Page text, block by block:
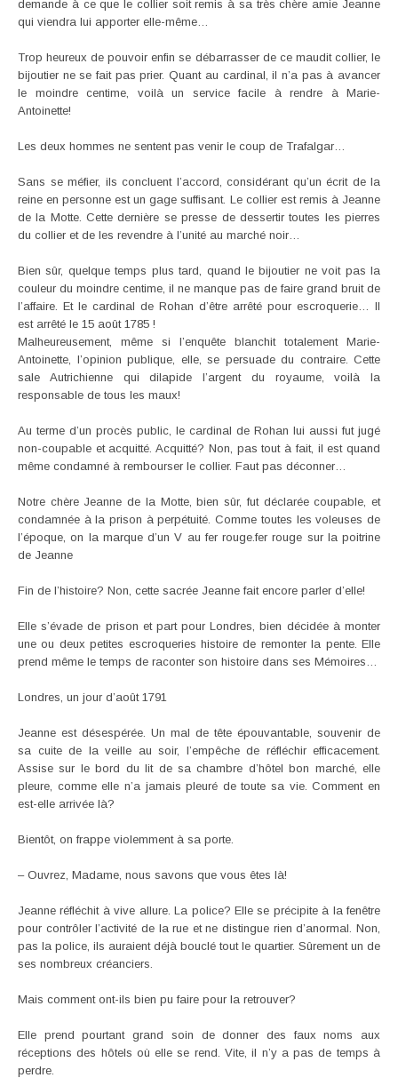
demande à ce que le collier soit remis à sa très chère amie Jeanne
qui viendra lui apporter elle-même…
Trop heureux de pouvoir enfin se débarrasser de ce maudit collier, le
bijoutier ne se fait pas prier. Quant au cardinal, il n’a pas à avancer
le moindre centime, voilà un service facile à rendre à Marie-
Antoinette!
Les deux hommes ne sentent pas venir le coup de Trafalgar…
Sans se méfier, ils concluent l’accord, considérant qu’un écrit de la
reine en personne est un gage suffisant. Le collier est remis à Jeanne
de la Motte. Cette dernière se presse de dessertir toutes les pierres
du collier et de les revendre à l’unité au marché noir…
Bien sûr, quelque temps plus tard, quand le bijoutier ne voit pas la
couleur du moindre centime, il ne manque pas de faire grand bruit de
l’affaire. Et le cardinal de Rohan d’être arrêté pour escroquerie… Il
est arrêté le 15 août 1785 !
Malheureusement, même si l’enquête blanchit totalement Marie-
Antoinette, l’opinion publique, elle, se persuade du contraire. Cette
sale Autrichienne qui dilapide l’argent du royaume, voilà la
responsable de tous les maux!
Au terme d’un procès public, le cardinal de Rohan lui aussi fut jugé
non-coupable et acquitté. Acquitté? Non, pas tout à fait, il est quand
même condamné à rembourser le collier. Faut pas déconner…
Notre chère Jeanne de la Motte, bien sûr, fut déclarée coupable, et
condamnée à la prison à perpétuité. Comme toutes les voleuses de
l’époque, on la marque d’un V au fer rouge.fer rouge sur la poitrine
de Jeanne
Fin de l’histoire? Non, cette sacrée Jeanne fait encore parler d’elle!
Elle s’évade de prison et part pour Londres, bien décidée à monter
une ou deux petites escroqueries histoire de remonter la pente. Elle
prend même le temps de raconter son histoire dans ses Mémoires…
Londres, un jour d’août 1791
Jeanne est désespérée. Un mal de tête épouvantable, souvenir de
sa cuite de la veille au soir, l’empêche de réfléchir efficacement.
Assise sur le bord du lit de sa chambre d’hôtel bon marché, elle
pleure, comme elle n’a jamais pleuré de toute sa vie. Comment en
est-elle arrivée là?
Bientôt, on frappe violemment à sa porte.
– Ouvrez, Madame, nous savons que vous êtes là!
Jeanne réfléchit à vive allure. La police? Elle se précipite à la fenêtre
pour contrôler l’activité de la rue et ne distingue rien d’anormal. Non,
pas la police, ils auraient déjà bouclé tout le quartier. Sûrement un de
ses nombreux créanciers.
Mais comment ont-ils bien pu faire pour la retrouver?
Elle prend pourtant grand soin de donner des faux noms aux
réceptions des hôtels où elle se rend. Vite, il n’y a pas de temps à
perdre.